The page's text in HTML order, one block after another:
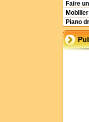
Faire
Piano